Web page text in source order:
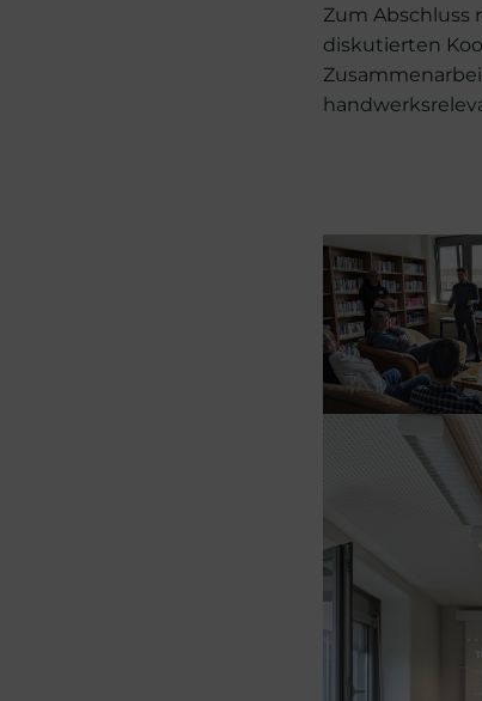
Zum Abschluss
diskutierten